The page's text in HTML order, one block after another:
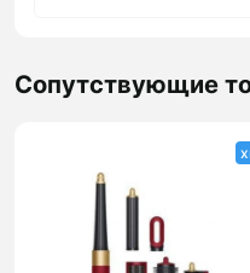
Сопутствующие